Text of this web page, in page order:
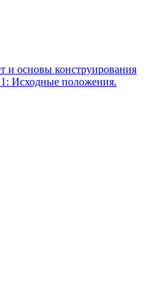
и основы конструирования
Исходные положения.